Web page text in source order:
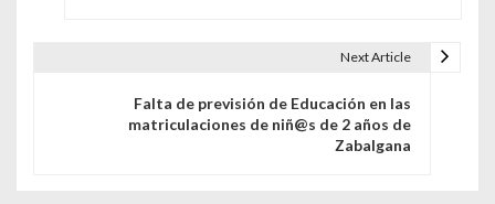
Next Article
Falta de previsión de Educación en las
matriculaciones de niñ@s de 2 años de
Zabalgana